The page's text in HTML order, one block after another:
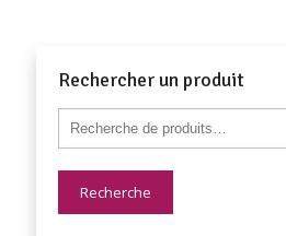
Rechercher un produit
Recherche